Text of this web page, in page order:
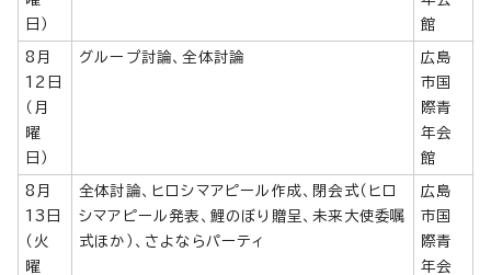
日）
館
8月
12日
（月
曜
日）
グループ討論、全体討論
広島
市国
際青
年会
館
8月
13日
（火
曜
全体討論、ヒロシマアピール作成、閉会式（ヒロ
シマアピール発表、鯉のぼり贈呈、未来大使委嘱
式ほか）、さよならパーティ
広島
市国
際青
年会